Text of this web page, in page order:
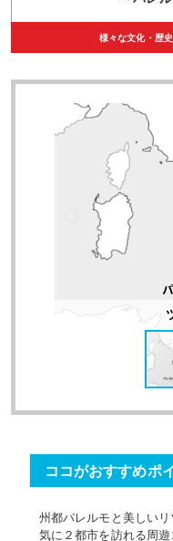
様々な文化・歴
ココがおすすめポ
州都パレルモと美しい
気に２都市を訪れる周遊